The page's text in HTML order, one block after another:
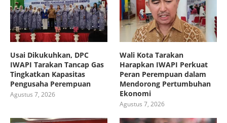
Usai Dikukuhkan, DPC
IWAPI Tarakan Tancap Gas
Tingkatkan Kapasitas
Pengusaha Perempuan
Agustus 7, 2026
Wali Kota Tarakan
Harapkan IWAPI Perkuat
Peran Perempuan dalam
Mendorong Pertumbuhan
Ekonomi
Agustus 7, 2026